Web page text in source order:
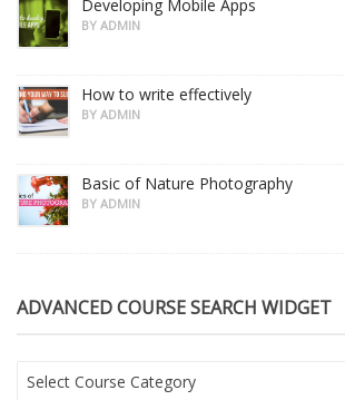
Developing Mobile Apps
BY ADMIN
How to write effectively
BY ADMIN
Basic of Nature Photography
BY ADMIN
ADVANCED COURSE SEARCH WIDGET
Select Course Category